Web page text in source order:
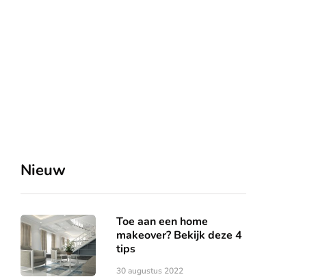
Nieuw
Toe aan een home
makeover? Bekijk deze 4
tips
30 augustus 2022